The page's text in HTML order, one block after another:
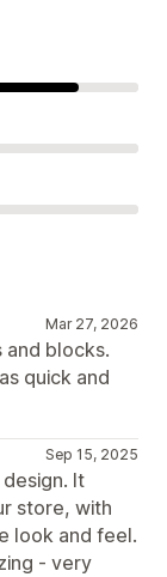
Mar 27, 2026
blocks.
quick and
Sep 15, 2025
It
store, with
look and feel.
- very